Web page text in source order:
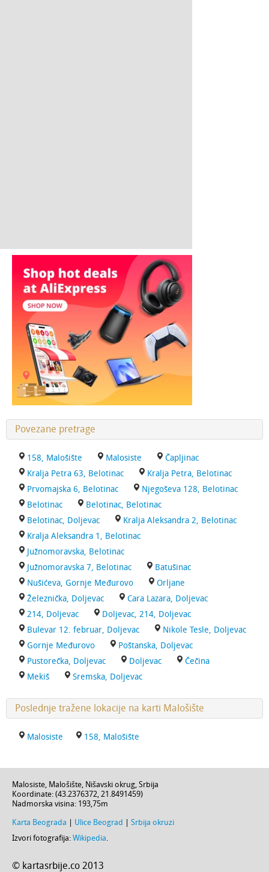
Povezane pretrage
158, Malošište Malosiste
Čapljinac
Kralja Petra 63, Belotinac
Kralja Petra, Belotinac
Prvomajska 6, Belotinac
Njegoševa 128, Belotinac
Belotinac
Belotinac, Belotinac
Belotinac, Doljevac
Kralja Aleksandra 2, Belotinac
Kralja Aleksandra 1, Belotinac
Južnomoravska, Belotinac
Južnomoravska 7, Belotinac
Batušinac
Nušićeva, Gornje Međurovo
Orljane
Železnička, Doljevac
Cara Lazara, Doljevac
214, Doljevac
Doljevac, 214, Doljevac
Bulevar 12. februar, Doljevac
Nikole Tesle, Doljevac
Gornje Međurovo
Poštanska, Doljevac
Pustorečka, Doljevac
Doljevac
Čečina
Mekiš
Sremska, Doljevac
Poslednje tražene lokacije na karti Malošište
Malosiste 158, Malošište
Malosiste, Malošište, Nišavski okrug, Srbija
Koordinate: (43.2376372, 21.8491459)
Nadmorska visina: 193,75m
Karta Beograda Ulice Beograd
Srbija okruzi
Izvori fotografija: Wikipedia.
© kartasrbije.co 2013